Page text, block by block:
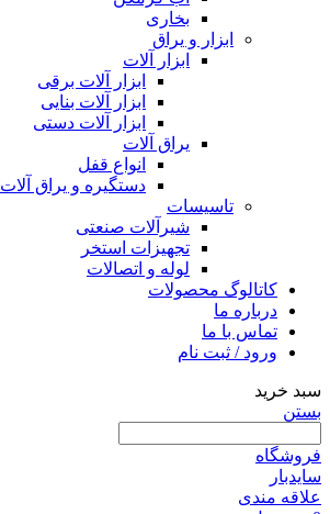
بخاری
ابزار و یراق
ابزار آلات
ابزار آلات برقی
ابزار آلات بنایی
ابزار آلات دستی
یراق آلات
انواع قفل
دستگیره و یراق آلات
تاسیسات
شیرآلات صنعتی
تجهیزات استخر
لوله و اتصالات
کاتالوگ محصولات
درباره ما
تماس با ما
ورود / ثبت نام
سبد خرید
بستن
فروشگاه
سایدبار
علاقه مندی